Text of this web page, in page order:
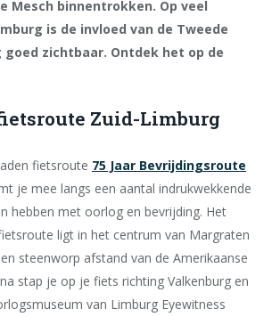
Mesch binnentrokken. Op veel
is de invloed van de Tweede
goed zichtbaar. Ontdek het op de
Zuid-Limburg
fietsroute 75 Jaar Bevrijdingsroute
je mee langs een aantal indrukwekkende
hebben met oorlog en bevrijding. Het
ligt in het centrum van Margraten
steenworp afstand van de Amerikaanse
stap je op je fiets richting Valkenburg en
van Limburg Eyewitness